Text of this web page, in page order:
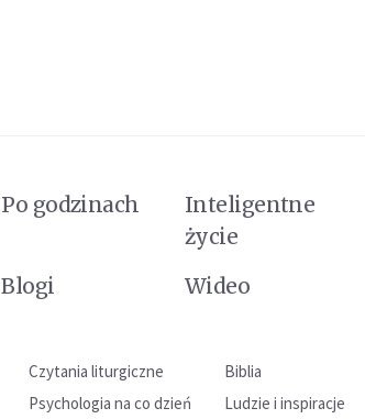
Po godzinach
Inteligentne
życie
Blogi Wideo
Czytania liturgiczne
Biblia
Psychologia na co dzień Ludzie i inspiracje